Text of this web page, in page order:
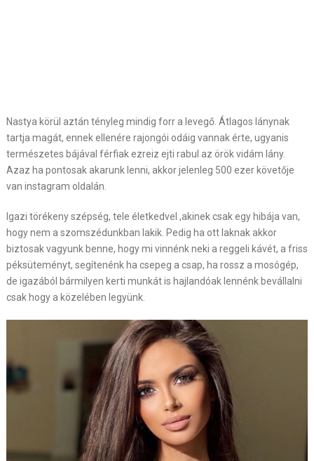
Nastya körül aztán tényleg mindig forr a levegő. Átlagos lánynak
tartja magát, ennek ellenére rajongói odáig vannak érte, ugyanis
természetes bájával férfiak ezreiz ejti rabul az örök vidám lány.
Azaz ha pontosak akarunk lenni, akkor jelenleg 500 ezer követője
van instagram oldalán.
Igazi törékeny szépség, tele életkedvel ,akinek csak egy hibája van,
hogy nem a szomszédunkban lakik. Pedig ha ott laknak akkor
biztosak vagyunk benne, hogy mi vinnénk neki a reggeli kávét, a friss
péksüteményt, segítenénk ha csepeg a csap, ha rossz a mosógép,
de igazából bármilyen kerti munkát is hajlandóak lennénk bevállalni
csak hogy a közelében legyünk.